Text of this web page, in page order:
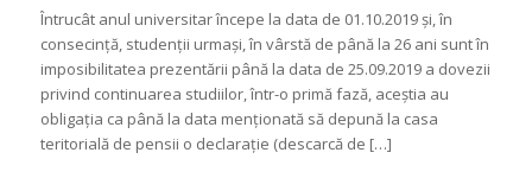
Întrucât anul universitar începe la data de 01.10.2019 şi, în
consecinţă, studenţii urmaşi, în vârstă de până la 26 ani sunt în
imposibilitatea prezentării până la data de 25.09.2019 a dovezii
privind continuarea studiilor, într-o primă fază, aceştia au
obligaţia ca până la data menţionată să depună la casa
teritorială de pensii o declaraţie (descarcă de […]